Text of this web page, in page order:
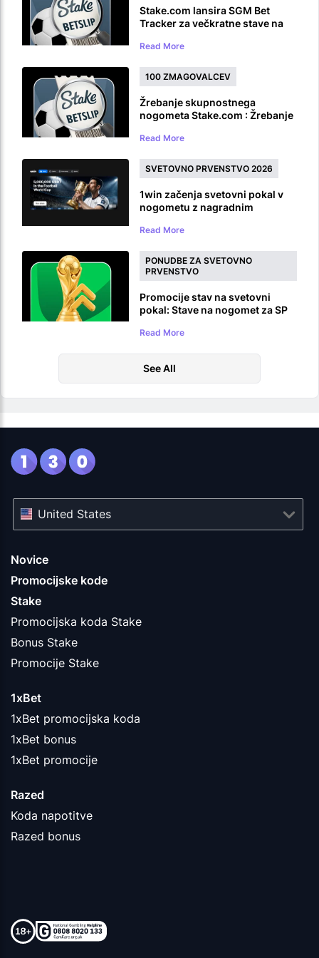
Stake.com lansira SGM Bet
Tracker za večkratne stave na
Read More
100 ZMAGOVALCEV
Žrebanje skupnostnega
nogometa Stake.com : Žrebanje
nogometu v vrednosti 100.000
Read More
SVETOVNO PRVENSTVO 2026
1win začenja svetovni pokal v
nogometu z nagradnim
Read More
PONUDBE ZA SVETOVNO
PRVENSTVO
Promocije stav na svetovni
pokal: Stave na nogomet za SP
Read More
See All
Novice
Promocijske kode
Stake
Promocijska koda Stake
Bonus Stake
Promocije Stake
1xBet
1xBet promocijska koda
1xBet bonus
1xBet promocije
Razed
Koda napotitve
Razed bonus
United States